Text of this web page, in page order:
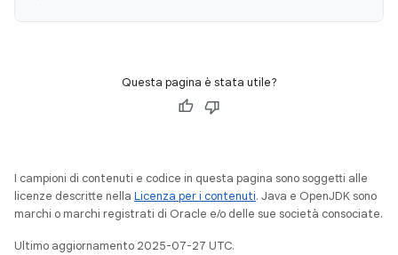
Questa pagina è stata utile?
I campioni di contenuti e codice in questa pagina sono soggetti alle
licenze descritte nella Licenza per i contenuti. Java e OpenJDK sono
marchi o marchi registrati di Oracle e/o delle sue società consociate.
Ultimo aggiornamento 2025-07-27 UTC.